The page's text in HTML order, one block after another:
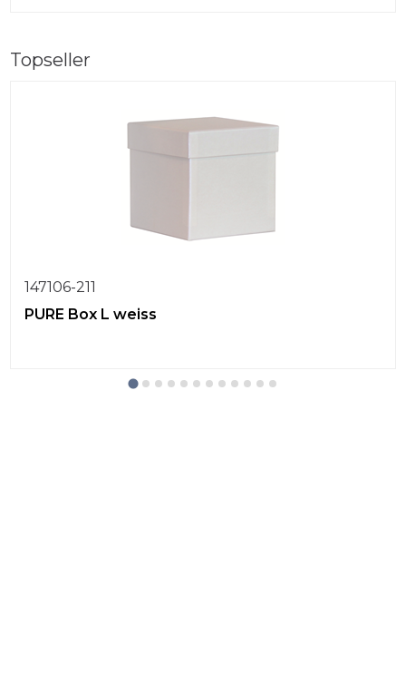
Topseller
147106-211
PURE Box L weiss